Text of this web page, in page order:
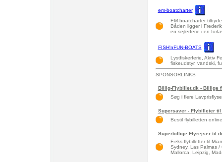
em-boatcharter
EM-boatcharter
Båden ligger i
en sejlerferie i en
FISH'nFUN-BOATS
Lystfiskerferie, Aktiv
fiskeudstyr, vandski,
SPONSORLINKS
Billig-Flybillet.dk - Billige
Søg i flere
Supersaver - Flybilleter
Bestil flybilletten
Superbillige Flyrejser til
F.eks flybilletter til
Sydney, Las Palmas /
Mallorca, Leipzig,